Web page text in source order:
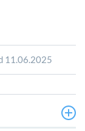
11.06.2025